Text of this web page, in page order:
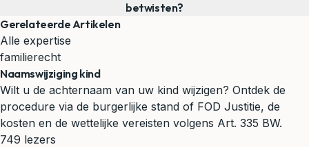
betwisten?
Gerelateerde Artikelen
Alle expertise
familierecht
Naamswijziging kind
Wilt u de achternaam van uw kind wijzigen? Ontdek de
procedure via de burgerlijke stand of FOD Justitie, de
kosten en de wettelijke vereisten volgens Art. 335 BW.
749 lezers